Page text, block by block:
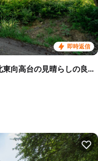
即時返信
紀州鉄道西軽井沢 区画M5406 | 北東向高台の見晴らしの良い緩傾斜区画です。